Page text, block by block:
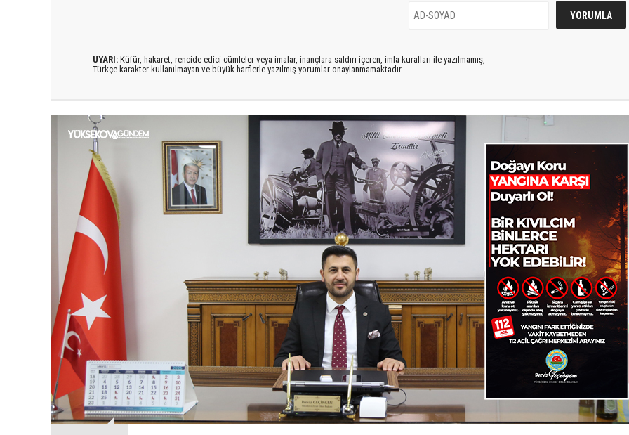
UYARI: Küfür, hakaret, rencide edici cümleler veya imalar, inançlara saldırı içeren, imla kuralları ile yazılmamış,
Türkçe karakter kullanılmayan ve büyük harflerle yazılmış yorumlar onaylanmamaktadır.